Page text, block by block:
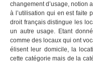
changement d’usage, notion
à l’utilisation qui en est faite
droit français distingue les
un autre usage. Etant
comme des locaux qui ont
élisent leur domicile, la
cette catégorie mais de la